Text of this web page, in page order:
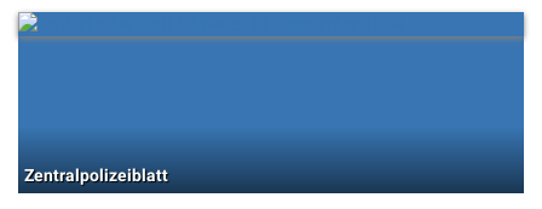
Zentralpolizeiblatt